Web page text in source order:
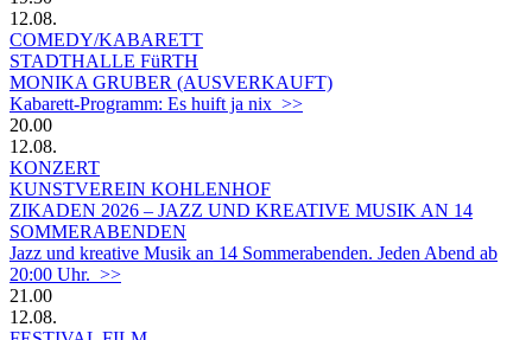
12.08.
COMEDY/KABARETT
STADTHALLE FüRTH
MONIKA GRUBER (AUSVERKAUFT)
Kabarett-Programm: Es huift ja nix >>
20.00
12.08.
KONZERT
KUNSTVEREIN KOHLENHOF
ZIKADEN 2026 – JAZZ UND KREATIVE MUSIK AN 14
SOMMERABENDEN
Jazz und kreative Musik an 14 Sommerabenden. Jeden Abend ab
20:00 Uhr. >>
21.00
12.08.